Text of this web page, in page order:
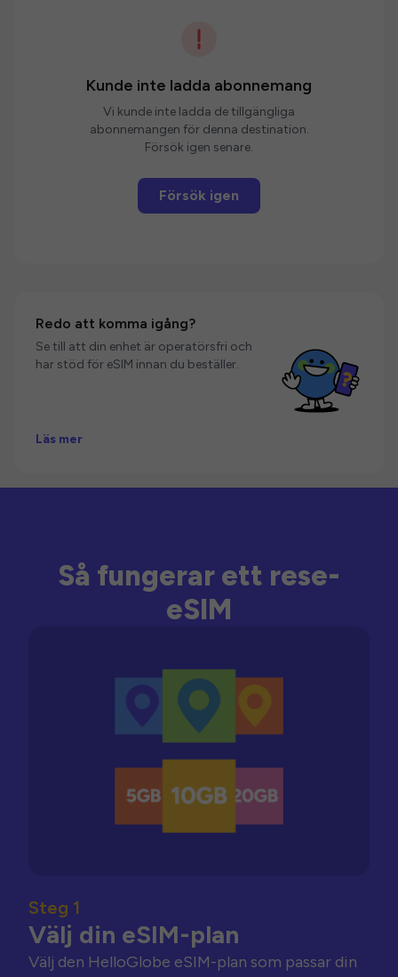
Kunde inte ladda abonnemang
Vi kunde inte ladda de tillgängliga
abonnemangen för denna destination.
Försök igen senare.
Försök igen
Redo att komma igång?
Se till att din enhet är operatörsfri och
har stöd för eSIM innan du beställer.
Läs mer
Så fungerar ett rese-
eSIM
Steg 1
Välj din eSIM-plan
Välj den HelloGlobe eSIM-plan som passar din